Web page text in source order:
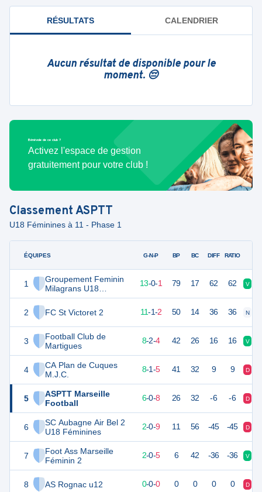
RÉSULTATS CALENDRIER
Aucun résultat de disponible pour le
moment. 😔
Bénévole de ce club ?
Activez l'espace de gestion
gratuitement pour votre club !
ClassementASPTT
U18 Féminines à 11 - Phase 1
ÉQUIPES
1
Groupement Feminin
Milagrans U18
Féminines
2
FC St Victoret 2
3
Football Club de
Martigues
4
CA Plan de Cuques
M.J.C.
5
ASPTT Marseille
Football
6
SC Aubagne Air Bel 2
U18 Féminines
7
Foot Ass Marseille
Féminin 2
8 AS Rognac u12
G-N-P BP BC DIFF RATIO
39 14 13-0-1 79 17 62 62 V
34 11-1-2 50 14 36 36 N
26 8-2-4 42 26 16 16 V
25 8-1-5 41 32 9 9 D
18 6-0-8 26 32 -6 -6 D
-5 14 2-0-9 11 56 -45 -45 D
-1 2-0-5 6 42 -36 -36 V
0-0-0 0 0 0 0 D